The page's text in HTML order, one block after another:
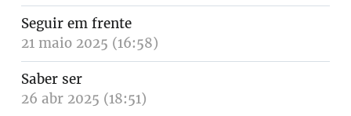
Seguir em frente
21 maio 2025 (16:58)
Saber ser
26 abr 2025 (18:51)